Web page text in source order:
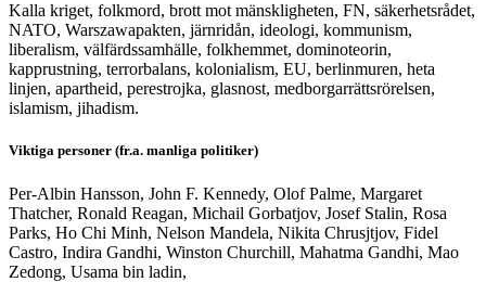
Kalla kriget, folkmord, brott mot mänskligheten, FN, säkerhetsrådet,
NATO, Warszawapakten, järnridån, ideologi, kommunism,
liberalism, välfärdssamhälle, folkhemmet, dominoteorin,
kapprustning, terrorbalans, kolonialism, EU, berlinmuren, heta
linjen, apartheid, perestrojka, glasnost, medborgarrättsrörelsen,
islamism, jihadism.
Viktiga personer (fr.a. manliga politiker)
Per-Albin Hansson, John F. Kennedy, Olof Palme, Margaret
Thatcher, Ronald Reagan, Michail Gorbatjov, Josef Stalin, Rosa
Parks, Ho Chi Minh, Nelson Mandela, Nikita Chrusjtjov, Fidel
Castro, Indira Gandhi, Winston Churchill, Mahatma Gandhi, Mao
Zedong, Usama bin ladin,